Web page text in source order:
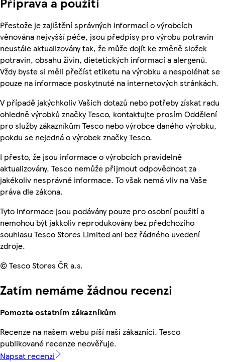
Přestože je zajištění správných informací o výrobcích
věnována nejvyšší péče, jsou předpisy pro výrobu potravin
neustále aktualizovány tak, že může dojít ke změně složek
potravin, obsahu živin, dietetických informací a alergenů.
Vždy byste si měli přečíst etiketu na výrobku a nespoléhat se
pouze na informace poskytnuté na internetových stránkách.
V případě jakýchkoliv Vašich dotazů nebo potřeby získat radu
ohledně výrobků značky Tesco, kontaktujte prosím Oddělení
pro služby zákazníkům Tesco nebo výrobce daného výrobku,
pokdu se nejedná o výrobek značky Tesco.
I přesto, že jsou informace o výrobcích pravidelně
aktualizovány, Tesco nemůže přijmout odpovědnost za
jakékoliv nesprávné informace. To však nemá vliv na Vaše
práva dle zákona.
Tyto informace jsou podávány pouze pro osobní použití a
nemohou být jakkoliv reprodukovány bez předchozího
souhlasu Tesco Stores Limited ani bez řádného uvedení
zdroje.
© Tesco Stores ČR a.s.
Zatím nemáme žádnou recenzi
Pomozte ostatním zákazníkům
Recenze na našem webu píší naši zákazníci. Tesco
publikované recenze neověřuje.
Napsat recenzi